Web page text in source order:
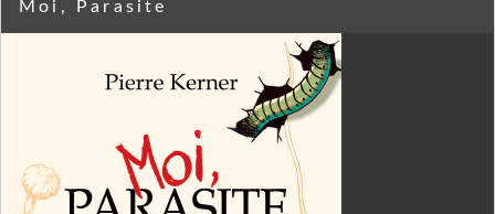
Moi, Parasite